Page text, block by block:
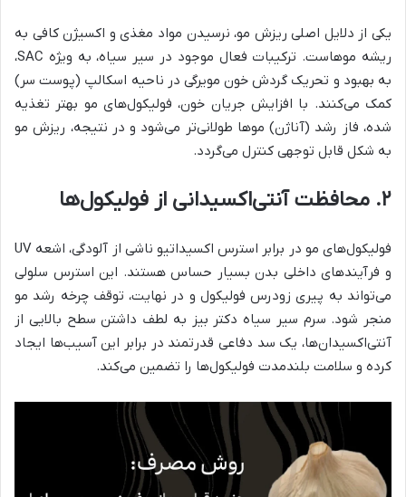
یکی از دلایل اصلی ریزش مو، نرسیدن مواد مغذی و اکسیژن کافی به
ریشه موهاست. ترکیبات فعال موجود در سیر سیاه، به ویژه SAC،
به بهبود و تحریک گردش خون مویرگی در ناحیه اسکالپ (پوست سر)
کمک می‌کنند. با افزایش جریان خون، فولیکول‌های مو بهتر تغذیه
شده، فاز رشد (آناژن) موها طولانی‌تر می‌شود و در نتیجه، ریزش مو
به شکل قابل توجهی کنترل می‌گردد.
۲. محافظت آنتی‌اکسیدانی از فولیکول‌ها
فولیکول‌های مو در برابر استرس اکسیداتیو ناشی از آلودگی، اشعه UV
و فرآیندهای داخلی بدن بسیار حساس هستند. این استرس سلولی
می‌تواند به پیری زودرس فولیکول و در نهایت، توقف چرخه رشد مو
منجر شود. سرم سیر سیاه دکتر بیز به لطف داشتن سطح بالایی از
آنتی‌اکسیدان‌ها، یک سد دفاعی قدرتمند در برابر این آسیب‌ها ایجاد
کرده و سلامت بلندمدت فولیکول‌ها را تضمین می‌کند.